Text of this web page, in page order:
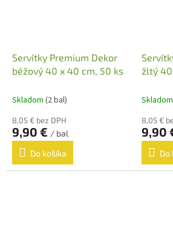
Servítky Premium Dekor
béžový 40 x 40 cm, 50 ks
Skladom (2 bal)
8,05 € bez DPH
9,90 € / bal
Do košíka
žltý
Skladom
8,05 €
9,90
Do